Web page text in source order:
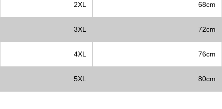
68cm
2XL
72cm
3XL
76cm
4XL
80cm
5XL